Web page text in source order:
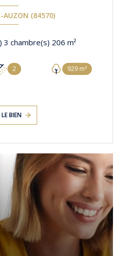
AUZON (84570)
Maison 8 pièce(s) 3 chambre(s) 206 m²
2 929 m²
BIEN